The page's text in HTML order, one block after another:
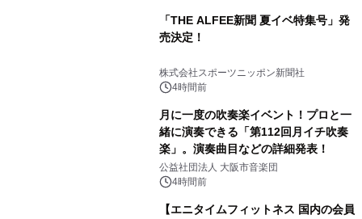
「THE ALFEE新聞 夏イベ特集号」発
売決定！
株式会社スポーツニッポン新聞社
4時間前
月に一度の吹奏楽イベント！プロと一
緒に演奏できる「第112回月イチ吹奏
楽」。演奏曲目などの詳細発表！
公益社団法人 大阪市音楽団
4時間前
【エニタイムフィットネス 国内の会員